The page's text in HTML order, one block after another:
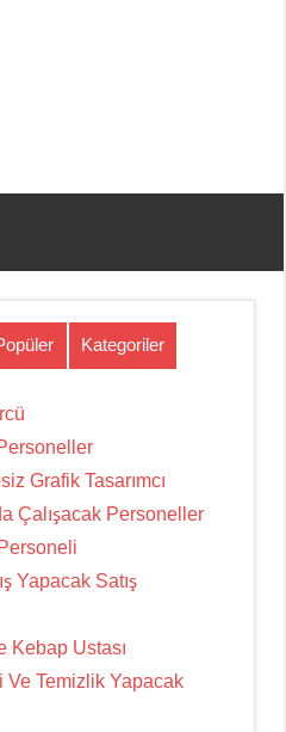
Kategoriler
Grafik Tasarımcı
Çalışacak Personeller
Yapacak Satış
Kebap Ustası
Temizlik Yapacak